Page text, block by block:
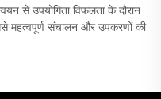
से उपयोगिता विफलता के दौरान
महत्वपूर्ण संचालन और उपकरणों की